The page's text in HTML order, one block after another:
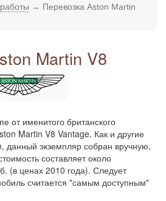
→ Перевозка Aston Martin
Martin V8
от именитого британского
Martin V8 Vantage. Как и другие
данный экземпляр собран вручную,
составляет около
(в ценах 2010 года). Следует
считается "самым доступным"